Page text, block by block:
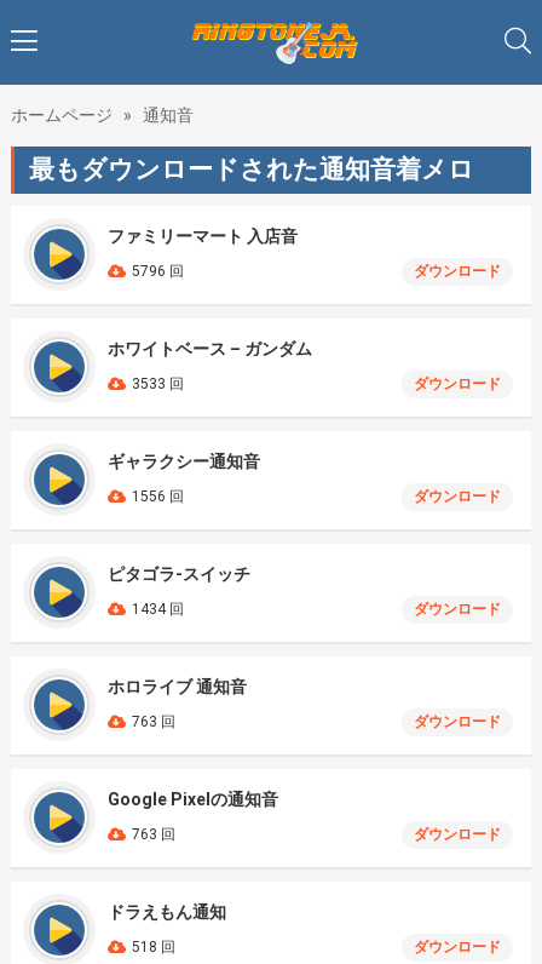
ホームページ » 通知音
最もダウンロードされた通知音着メロ
ファミリーマート 入店音
5796 回 ダウンロード
ホワイトベース – ガンダム
3533 回 ダウンロード
ギャラクシー通知音
1556 回 ダウンロード
ピタゴラ-スイッチ
1434 回 ダウンロード
ホロライブ 通知音
763 回 ダウンロード
Google Pixelの通知音
763 回 ダウンロード
ドラえもん通知
518 回 ダウンロード